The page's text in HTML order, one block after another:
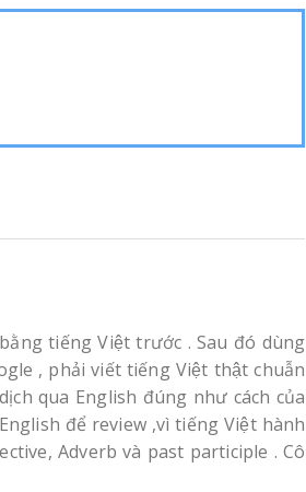
tiếng Việt trước . Sau đó dùng
, phải viết tiếng Việt thật chuẫn
qua English đúng như cách của
để review ,vì tiếng Việt hành
Adverb và past participle . Cô